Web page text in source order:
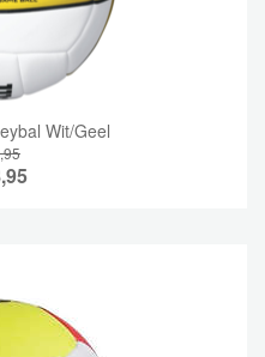
Wit/Geel